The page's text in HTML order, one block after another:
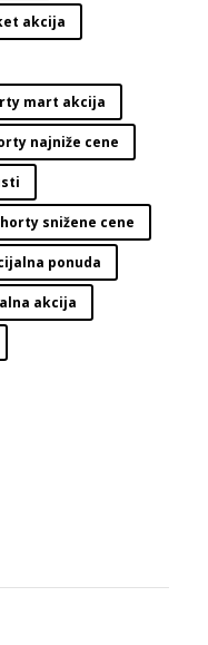
akcija
mart akcija
najniže cene
snižene cene
ponuda
akcija